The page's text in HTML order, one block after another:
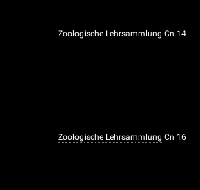
Zoologische Lehrsammlung Cn 14
Zoologische Lehrsammlung Cn 16